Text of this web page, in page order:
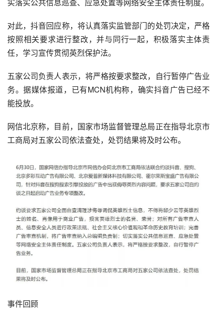
实落实公共信息巡查、应急处置等网络安全主体责任制度。
对此，抖音回应称，将认真落实监管部门的处罚决定，严格
按照相关要求进行整改，并与同行一起，积极落实主体责
任，学习宣传贯彻英烈保护法。
五家公司负责人表示，将严格按要求整改，自行暂停广告业
务。据媒体报道，已有MCN机构称，确实抖音广告已经不
能投放。
网信北京称，目前，国家市场监督管理总局正在指导北京市
工商局对五家公司依法查处，处罚结果将及时公布。
事件回顾